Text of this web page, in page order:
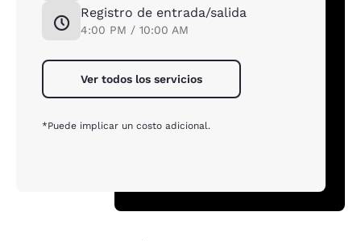
Registro de entrada/salida
4:00 PM / 10:00 AM
Ver todos los servicios
*Puede implicar un costo adicional.